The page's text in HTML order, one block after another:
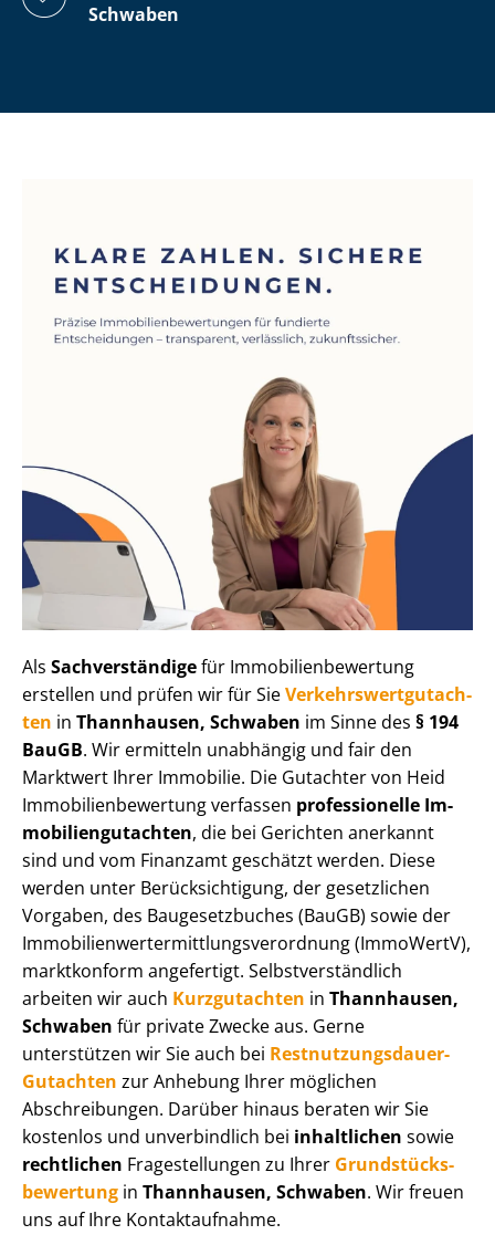
Schwaben
Als Sachverständigefür Im­mo­bi­li­en­be­wer­tung
erstellen und prüfen wir für SieVer­kehrs­wert­gut­ach­
ten in Thannhausen, Schwaben im Sinne des § 194
BauGB. Wir ermitteln unabhängig und fair den
Marktwert Ihrer Immobilie. Die Gutachter von Heid
Im­mo­bi­li­en­be­wer­tung verfassen professionelle Im­
mo­bi­li­en­gut­ach­ten, die bei Gerichten anerkannt
sind und vom Finanzamt geschätzt werden. Diese
werden unter Be­rück­sich­ti­gung, der gesetzlichen
Vorgaben, des Baugesetzbuches (BauGB) sowie der
Im­mo­bi­li­en­wert­ermitt­lungs­ver­ord­nung (ImmoWertV),
marktkonform angefertigt. Selbst­ver­ständ­lich
arbeiten wir auch Kurzgutachten in Thannhausen,
Schwaben für private Zwecke aus. Gerne
unterstützen wir Sie auch bei Rest­nut­zungs­dau­er-
Gutachten zur Anhebung Ihrer möglichen
Abschreibungen. Darüber hinaus beraten wir Sie
kostenlos und unverbindlich bei inhaltlichen sowie
rechtlichen Fragestellungen zu Ihrer Grund­stücks­
be­wer­tung in Thannhausen, Schwaben. Wir freuen
uns auf Ihre Kontaktaufnahme.